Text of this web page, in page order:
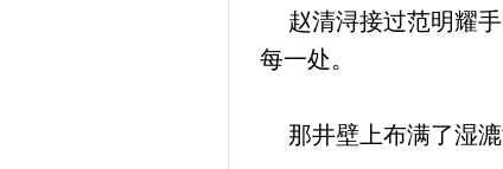
赵清浔接过范明耀手
每一处。
那井壁上布满了湿漉